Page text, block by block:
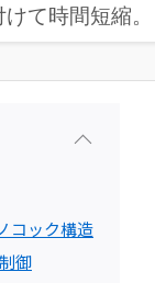
て時間短縮。
コック構造
御